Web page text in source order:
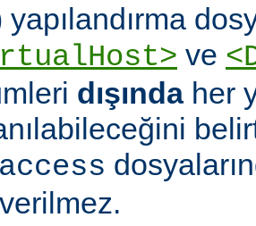
ve
dışındaher